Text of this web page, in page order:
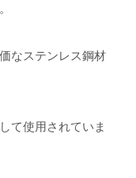
なステンレス鋼材
て使用されていま